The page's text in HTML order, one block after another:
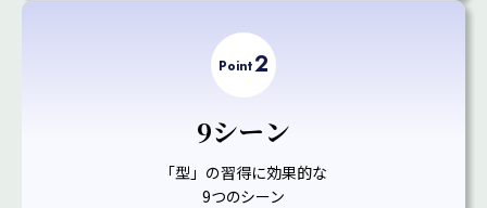
Point2
9シーン
「型」の習得に効果的な
9つのシーン